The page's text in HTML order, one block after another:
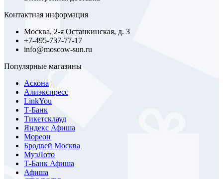
Контактная информация
Москва, 2-я Останкинская, д. 3
+7-495-737-77-17
info@moscow-sun.ru
Популярные магазины
Аскона
Алиэкспресс
LinkYou
Т-Банк
Тикетсклауд
Яндекс Афиша
Мореон
Бродвей Москва
МузЛото
Т-Банк Афиша
Афиша